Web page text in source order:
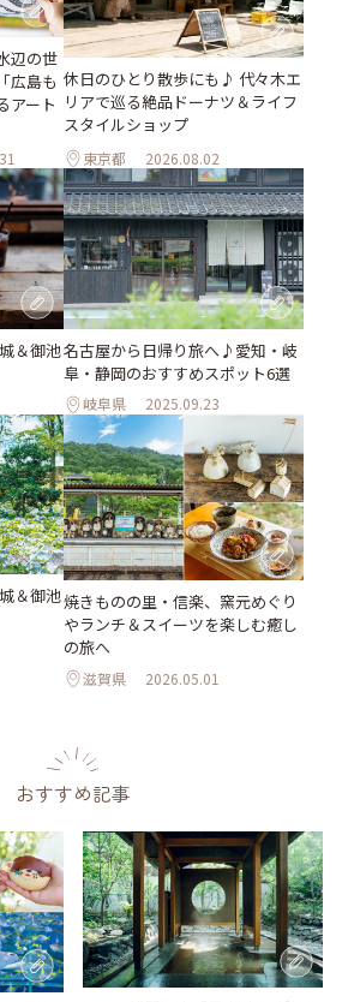
辺の世
広島も
アート
休日のひとり散歩にも♪ 代々木エ
リアで巡る絶品ドーナツ＆ライフ
スタイルショップ
東京都 2026.08.02
＆御池名古屋から日帰り旅へ♪愛知・岐
阜・静岡のおすすめスポット6選
岐阜県 2025.09.23
＆御池焼きものの里・信楽、窯元めぐり
やランチ＆スイーツを楽しむ癒し
の旅へ
滋賀県 2026.05.01
おすすめ記事